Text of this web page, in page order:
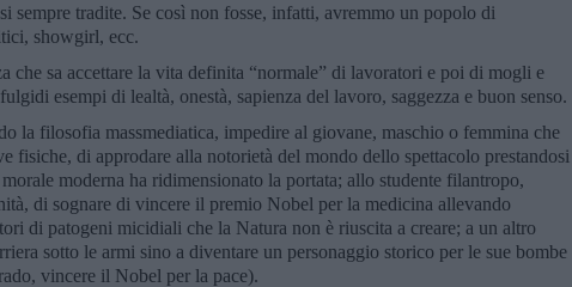
sempre tradite. Se così non fosse, infatti, avremmo un popolo di
showgirl, ecc.
che sa accettare la vita definita “normale” di lavoratori e poi di mogli e
esempi di lealtà, onestà, sapienza del lavoro, saggezza e buon senso.
la filosofia massmediatica, impedire al giovane, maschio o femmina che
fisiche, di approdare alla notorietà del mondo dello spettacolo prestandosi
moderna ha ridimensionato la portata; allo studente filantropo,
di sognare di vincere il premio Nobel per la medicina allevando
di patogeni micidiali che la Natura non è riuscita a creare; a un altro
sotto le armi sino a diventare un personaggio storico per le sue bombe
vincere il Nobel per la pace).